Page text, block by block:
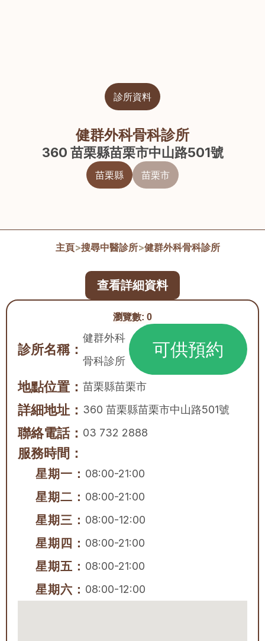
診所資料
健群外科骨科診所
360 苗栗縣苗栗市中山路501號
苗栗縣 苗栗市
主頁>搜尋中醫診所>健群外科骨科診所
瀏覽數: 0
診所名稱：
健群外科
骨科診所
可供預約
地點位置： 苗栗縣苗栗市
詳細地址： 360 苗栗縣苗栗市中山路501號
聯絡電話： 03 732 2888
服務時間：
星期一： 08:00-21:00
星期二： 08:00-21:00
星期三： 08:00-12:00
星期四： 08:00-21:00
星期五： 08:00-21:00
星期六： 08:00-12:00
查看詳細資料